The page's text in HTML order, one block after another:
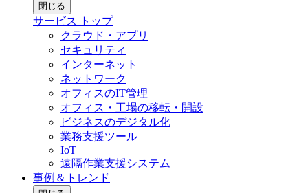
閉じる
サービス トップ
クラウド・アプリ
セキュリティ
インターネット
ネットワーク
オフィスのIT管理
オフィス・工場の移転・開設
ビジネスのデジタル化
業務支援ツール
IoT
遠隔作業支援システム
事例＆トレンド